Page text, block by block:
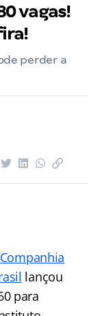
vagas!
perder a
Companhia
lançou
para